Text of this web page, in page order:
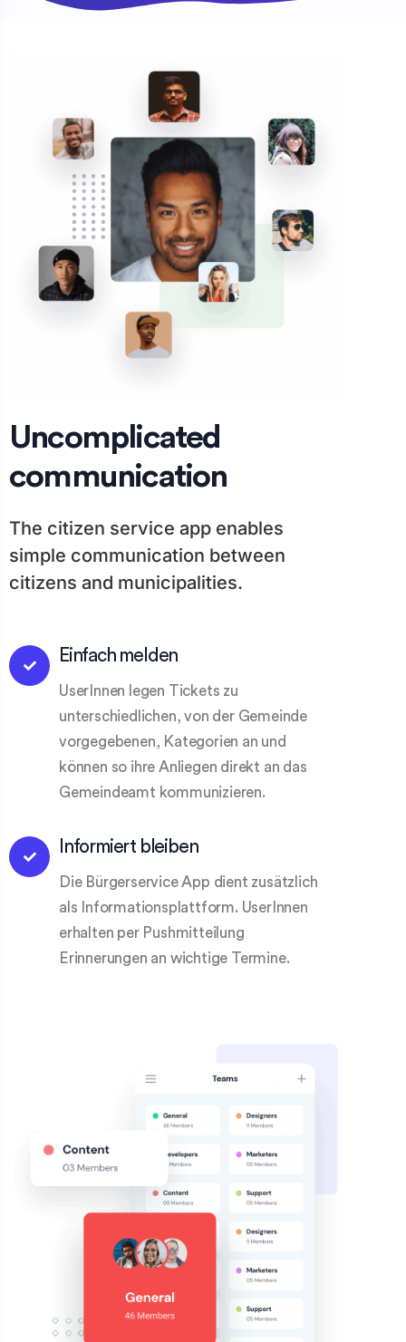
Uncomplicated
communication
The citizen service app enables
simple communication between
citizens and municipalities.
Einfach melden
UserInnen legen Tickets zu
unterschiedlichen, von der Gemeinde
vorgegebenen, Kategorien an und
können so ihre Anliegen direkt an das
Gemeindeamt kommunizieren.
Informiert bleiben
Die Bürgerservice App dient zusätzlich
als Informationsplattform. UserInnen
erhalten per Pushmitteilung
Erinnerungen an wichtige Termine.